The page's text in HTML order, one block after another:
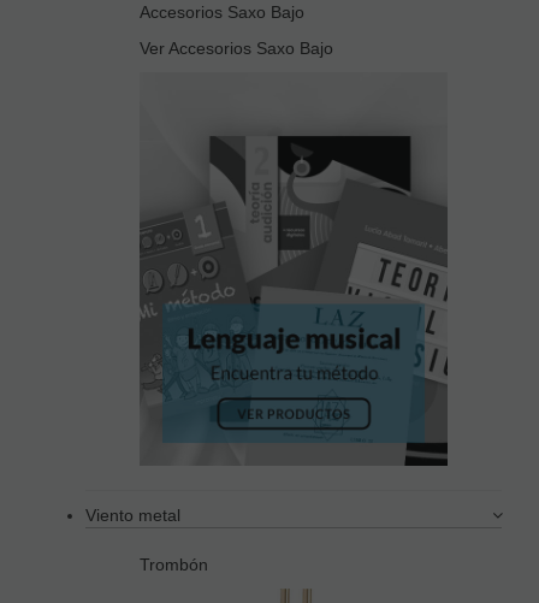
Accesorios Saxo Bajo
Ver Accesorios Saxo Bajo
Viento metal
Trombón